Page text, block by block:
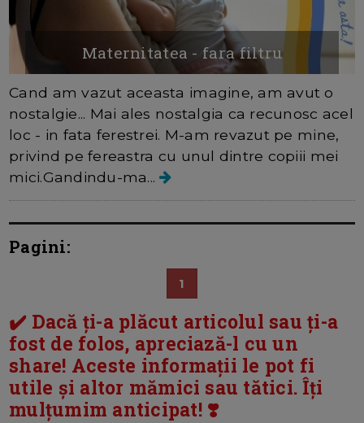
Maternitatea - fara filtru
Cand am vazut aceasta imagine, am avut o
nostalgie... Mai ales nostalgia ca recunosc acel
loc - in fata ferestrei. M-am revazut pe mine,
privind pe fereastra cu unul dintre copiii mei
mici.Gandindu-ma...
Pagini:
1
✔️ Dacă ți-a plăcut articolul sau ți-a
fost de folos, apreciază-l cu un
share! Aceste informații le pot fi
utile și altor mămici sau tătici. Îți
mulțumim anticipat! ❣️